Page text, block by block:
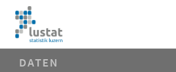
DATEN